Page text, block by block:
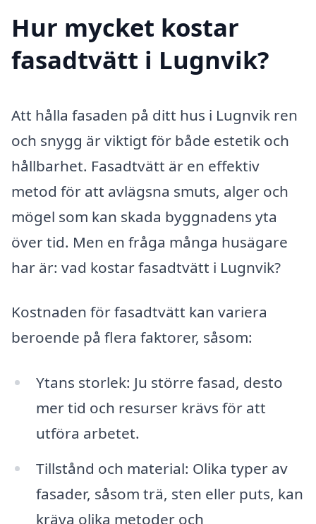
Hur mycket kostar
fasadtvätt i Lugnvik?
Att hålla fasaden på ditt hus i Lugnvik ren
och snygg är viktigt för både estetik och
hållbarhet. Fasadtvätt är en effektiv
metod för att avlägsna smuts, alger och
mögel som kan skada byggnadens yta
över tid. Men en fråga många husägare
har är: vad kostar fasadtvätt i Lugnvik?
Kostnaden för fasadtvätt kan variera
beroende på flera faktorer, såsom:
Ytans storlek: Ju större fasad, desto
mer tid och resurser krävs för att
utföra arbetet.
Tillstånd och material: Olika typer av
fasader, såsom trä, sten eller puts, kan
kräva olika metoder och